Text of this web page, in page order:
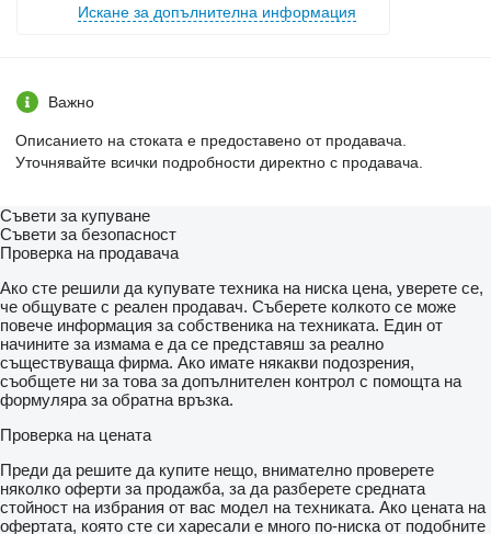
Искане за допълнителна информация
Важно
Описанието на стоката е предоставено от продавача.
Уточнявайте всички подробности директно с продавача.
Съвети за купуване
Съвети за безопасност
Проверка на продавача
Ако сте решили да купувате техника на ниска цена, уверете се,
че общувате с реален продавач. Съберете колкото се може
повече информация за собственика на техниката. Един от
начините за измама е да се представяш за реално
съществуваща фирма. Ако имате някакви подозрения,
съобщете ни за това за допълнителен контрол с помощта на
формуляра за обратна връзка.
Проверка на цената
Преди да решите да купите нещо, внимателно проверете
няколко оферти за продажба, за да разберете средната
стойност на избрания от вас модел на техниката. Ако цената на
офертата, която сте си харесали е много по-ниска от подобните